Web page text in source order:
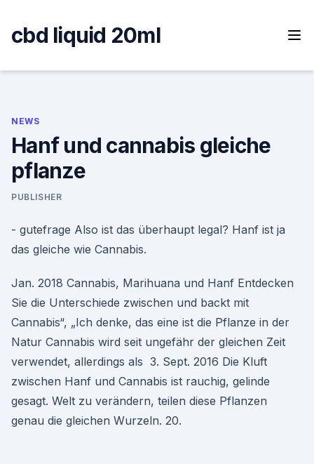
content
cbd liquid 20ml
NEWS
Hanf und cannabis gleiche
pflanze
PUBLISHER
- gutefrage Also ist das überhaupt legal? Hanf ist ja
das gleiche wie Cannabis.
Jan. 2018 Cannabis, Marihuana und Hanf Entdecken
Sie die Unterschiede zwischen und backt mit
Cannabis“, „Ich denke, das eine ist die Pflanze in der
Natur Cannabis wird seit ungefähr der gleichen Zeit
verwendet, allerdings als 3. Sept. 2016 Die Kluft
zwischen Hanf und Cannabis ist rauchig, gelinde
gesagt. Welt zu verändern, teilen diese Pflanzen
genau die gleichen Wurzeln. 20.